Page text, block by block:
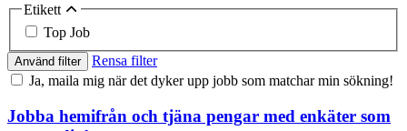
Etikett
Top Job
Använd filter
Rensa filter
Ja, maila mig när det dyker upp jobb som matchar min sökning!
Jobba hemifrån och tjäna pengar med enkäter som